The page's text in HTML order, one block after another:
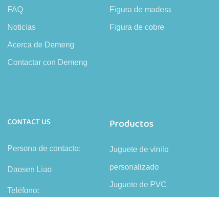
FAQ
Noticias
Acerca de Demeng
Contactar con Demeng
Figura de madera
Figura de cobre
CONTACT US
Persona de contacto:
Daosen Liao
Teléfono:
Productos
Juguete de vinilo
personalizado
Juguete de PVC